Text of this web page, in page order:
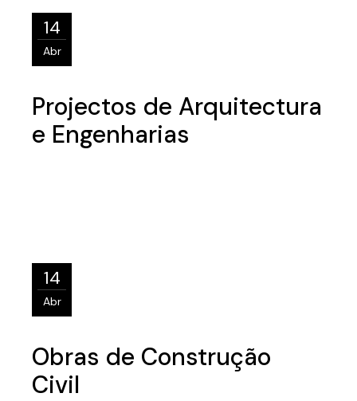
14
Abr
Projectos de Arquitectura
e Engenharias
14
Abr
Obras de Construção
Civil